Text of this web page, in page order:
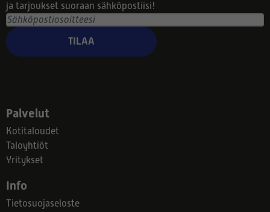
ja tarjoukset suoraan sähköpostiisi!
TILAA
Palvelut
Kotitaloudet
Taloyhtiöt
Yritykset
Info
Tietosuojaseloste